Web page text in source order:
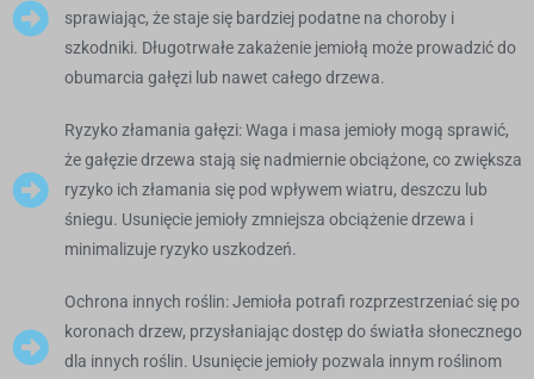
sprawiając, że staje się bardziej podatne na choroby i
szkodniki. Długotrwałe zakażenie jemiołą może prowadzić do
obumarcia gałęzi lub nawet całego drzewa.
Ryzyko złamania gałęzi: Waga i masa jemioły mogą sprawić,
że gałęzie drzewa stają się nadmiernie obciążone, co zwiększa
ryzyko ich złamania się pod wpływem wiatru, deszczu lub
śniegu. Usunięcie jemioły zmniejsza obciążenie drzewa i
minimalizuje ryzyko uszkodzeń.
Ochrona innych roślin: Jemioła potrafi rozprzestrzeniać się po
koronach drzew, przysłaniając dostęp do światła słonecznego
dla innych roślin. Usunięcie jemioły pozwala innym roślinom